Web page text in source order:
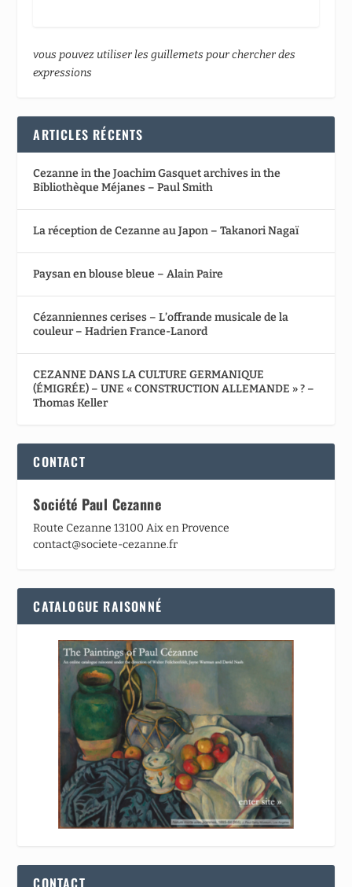
vous pouvez utiliser les guillemets pour chercher des
expressions
ARTICLES RÉCENTS
Cezanne in the Joachim Gasquet archives in the
Bibliothèque Méjanes – Paul Smith
La réception de Cezanne au Japon – Takanori Nagaï
Paysan en blouse bleue – Alain Paire
Cézanniennes cerises – L’offrande musicale de la
couleur – Hadrien France-Lanord
CEZANNE DANS LA CULTURE GERMANIQUE
(ÉMIGRÉE) – UNE « CONSTRUCTION ALLEMANDE » ? –
Thomas Keller
CONTACT
Société Paul Cezanne
Route Cezanne 13100 Aix en Provence
contact@societe-cezanne.fr
CATALOGUE RAISONNÉ
CONTACT